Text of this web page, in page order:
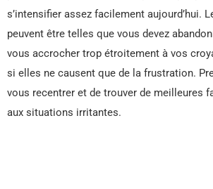
s’intensifier assez facilement aujourd’hui.
peuvent être telles que vous devez
vous accrocher trop étroitement à vos
si elles ne causent que de la frustration.
vous recentrer et de trouver de meilleures
aux situations irritantes.